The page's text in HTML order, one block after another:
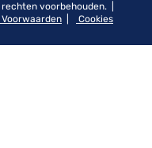
rechten voorbehouden. |
Cookies